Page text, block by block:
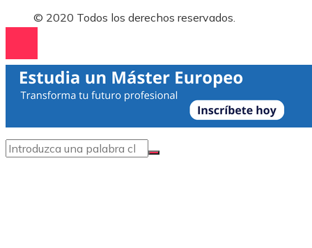
© 2020 Todos los derechos reservados.